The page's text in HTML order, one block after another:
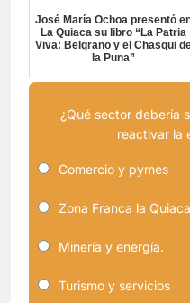
José María Ochoa presentó
La Quiaca su libro “La Patria
Viva: Belgrano y el Chasqui
la Puna”
¿Qué sector debería
reactivar la
Comercio y pymes
Zona Franca la Quiaca
Minería y energía.
Turismo y servicios